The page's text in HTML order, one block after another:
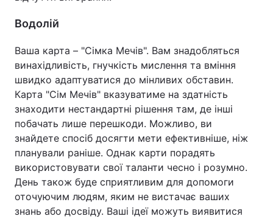
Водолій
Ваша карта – "Сімка Мечів". Вам знадобляться
винахідливість, гнучкість мислення та вміння
швидко адаптуватися до мінливих обставин.
Карта "Сім Мечів" вказуватиме на здатність
знаходити нестандартні рішення там, де інші
побачать лише перешкоди. Можливо, ви
знайдете спосіб досягти мети ефективніше, ніж
планували раніше. Однак карти порадять
використовувати свої таланти чесно і розумно.
День також буде сприятливим для допомоги
оточуючим людям, яким не вистачає ваших
знань або досвіду. Ваші ідеї можуть виявитися